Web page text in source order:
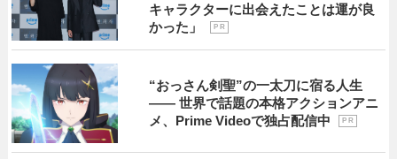
キャラクターに出会えたことは運が良
かった」
P R
“おっさん剣聖”の一太刀に宿る人生
―― 世界で話題の本格アクションアニ
メ、Prime Videoで独占配信中
P R